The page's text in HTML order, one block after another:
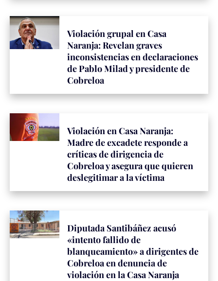
Violación grupal en Casa
Naranja: Revelan graves
inconsistencias en declaraciones
de Pablo Milad y presidente de
Cobreloa
Violación en Casa Naranja:
Madre de excadete responde a
críticas de dirigencia de
Cobreloa y asegura que quieren
deslegitimar a la víctima
Diputada Santibáñez acusó
«intento fallido de
blanqueamiento» a dirigentes de
Cobreloa en denuncia de
violación en la Casa Naranja